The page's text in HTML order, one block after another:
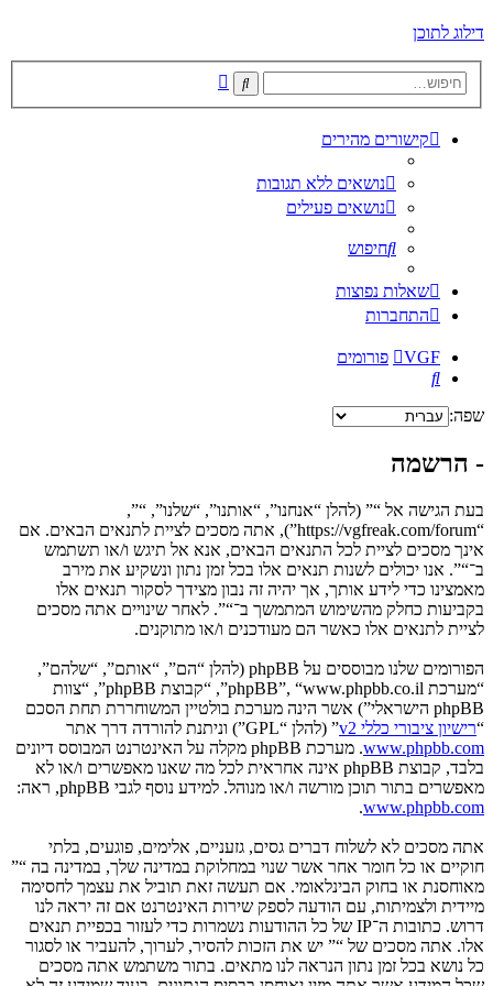
דילוג לתוכן
חיפוש
קישורים מהירים
נושאים ללא תגובות
נושאים פעילים
חיפוש
שאלות נפוצות
התחברות
VGF
פורומים
חיפוש
שפה:
- הרשמה
בעת הגישה אל “” (להלן “אנחנו”, “אותנו”, “שלנו”, “”,
“https://vgfreak.com/forum”), אתה מסכים לציית לתנאים הבאים. אם
אינך מסכים לציית לכל התנאים הבאים, אנא אל תיגש ו/או תשתמש
ב־“”. אנו יכולים לשנות תנאים אלו בכל זמן נתון ונשקיע את מירב
מאמצינו כדי לידע אותך, אך יהיה זה נבון מצידך לסקור תנאים אלו
בקביעות כחלק מהשימוש המתמשך ב־“”. לאחר שינויים אתה מסכים
לציית לתנאים אלו כאשר הם מעודכנים ו/או מתוקנים.
הפורומים שלנו מבוססים על phpBB (להלן “הם”, “אותם”, “שלהם”,
“מערכת phpBB”, “www.phpbb.co.il”, “קבוצת phpBB”, “צוות
phpBB הישראלי”) אשר הינה מערכת בולטיין המשוחררת תחת הסכם
“רישיון ציבורי כללי v2
” (להלן “GPL”) וניתנת להורדה דרך אתר
www.phpbb.com
. מערכת phpBB מקלה על האינטרנט המבוסס דיונים
בלבד, קבוצת phpBB אינה אחראית לכל מה שאנו מאפשרים ו/או לא
מאפשרים בתור תוכן מורשה ו/או מנוהל. למידע נוסף לגבי phpBB, ראה:
www.phpbb.com
.
אתה מסכים לא לשלוח דברים גסים, גזעניים, אלימים, פוגעים, בלתי
חוקיים או כל חומר אחר אשר שנוי במחלוקת במדינה שלך, במדינה בה “”
מאוחסנת או בחוק הבינלאומי. אם תעשה זאת תוביל את עצמך לחסימה
מיידית ולצמיתות, עם הודעה לספק שירות האינטרנט אם זה יראה לנו
דרוש. כתובות ה־IP של כל ההודעות נשמרות כדי לעזור בכפיית תנאים
אלו. אתה מסכים של “” יש את הזכות להסיר, לערוך, להעביר או לסגור
כל נושא בכל זמן נתון הנראה לנו מתאים. בתור משתמש אתה מסכים